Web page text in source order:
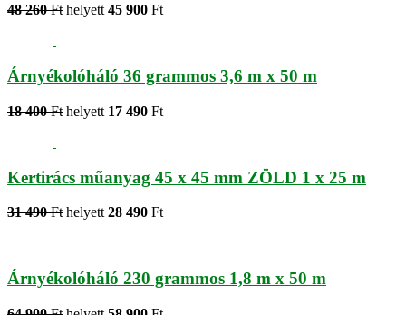
48 260 Ft helyett 45 900 Ft
Árnyékolóháló 36 grammos 3,6 m x 50 m
18 400 Ft helyett 17 490 Ft
Kertirács műanyag 45 x 45 mm ZÖLD 1 x 25 m
31 490 Ft helyett 28 490 Ft
Árnyékolóháló 230 grammos 1,8 m x 50 m